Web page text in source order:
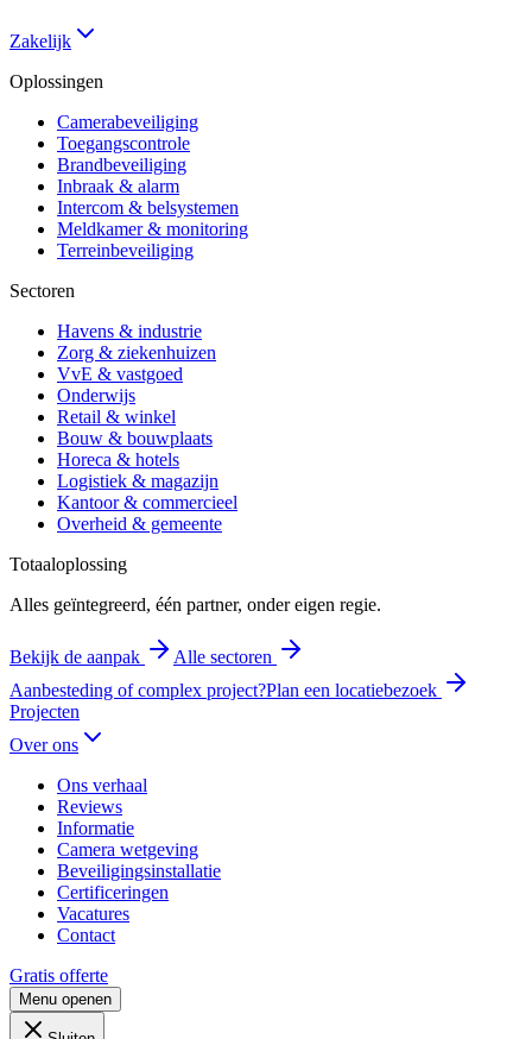
Zakelijk
Oplossingen
Camerabeveiliging
Toegangscontrole
Brandbeveiliging
Inbraak & alarm
Intercom & belsystemen
Meldkamer & monitoring
Terreinbeveiliging
Sectoren
Havens & industrie
Zorg & ziekenhuizen
VvE & vastgoed
Onderwijs
Retail & winkel
Bouw & bouwplaats
Horeca & hotels
Logistiek & magazijn
Kantoor & commercieel
Overheid & gemeente
Totaaloplossing
Alles geïntegreerd, één partner, onder eigen regie.
Bekijk de aanpak
Alle sectoren
Aanbesteding of complex project?Plan een locatiebezoek
Projecten
Over ons
Ons verhaal
Reviews
Informatie
Camera wetgeving
Beveiligingsinstallatie
Certificeringen
Vacatures
Contact
Gratis offerte
Menu openen